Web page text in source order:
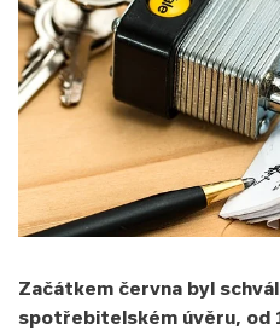
Začátkem června byl
spotřebitelském úvěru, od